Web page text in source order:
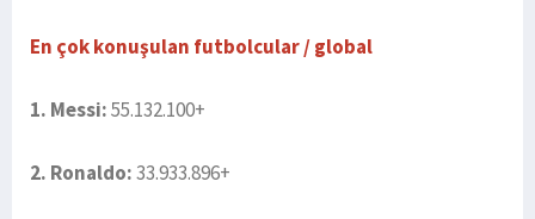
En çok konuşulan futbolcular / global
1. Messi:55.132.100+
2. Ronaldo:33.933.896+